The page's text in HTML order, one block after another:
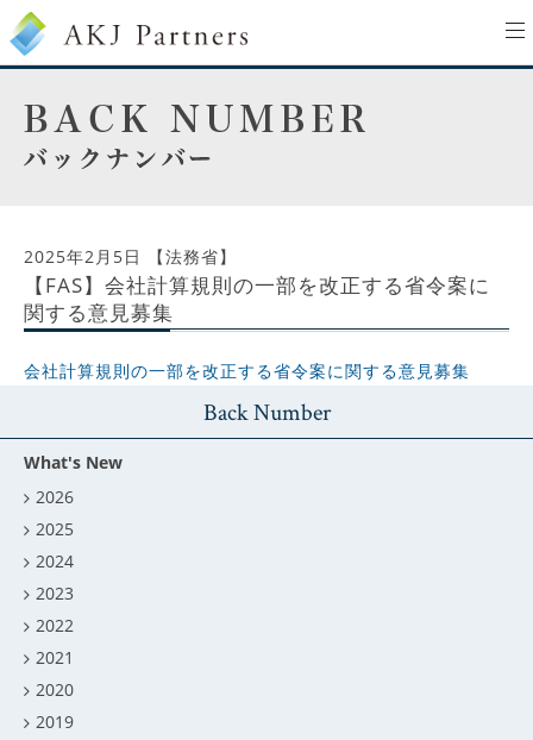
2025年2月5日 【法務省】
【FAS】会社計算規則の一部を改正する省令案に
関する意見募集
会社計算規則の一部を改正する省令案に関する意見募集
Back Number
What's New
2026
2025
2024
2023
2022
2021
2020
2019